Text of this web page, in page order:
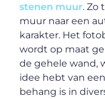
stenen muur. Zo
muur naar een
karakter. Het
wordt op maat
de gehele wand,
idee hebt van
behang is in